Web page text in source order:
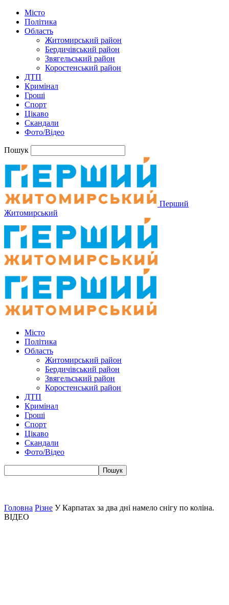
Місто
Політика
Область
Житомирський район
Бердичівський район
Звягельський район
Коростенський район
ДТП
Кримінал
Гроші
Спорт
Цікаво
Скандали
Фото/Відео
Пошук
Перший
Житомирський
Місто
Політика
Область
Житомирський район
Бердичівський район
Звягельський район
Коростенський район
ДТП
Кримінал
Гроші
Спорт
Цікаво
Скандали
Фото/Відео
Головна Різне У Карпатах за два дні намело снігу по коліна.
ВІДЕО